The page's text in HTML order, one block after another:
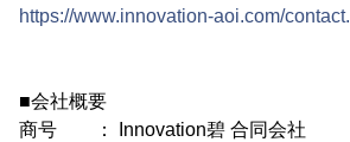
https://www.innovation-aoi.com/
■会社概要
商号 ： Innovation碧 合同会社